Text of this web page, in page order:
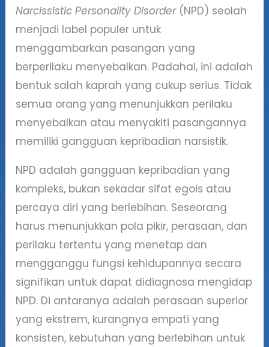
Narcissistic Personality Disorder(NPD) seolah
menjadi label populer untuk
menggambarkan pasangan yang
berperilaku menyebalkan. Padahal, ini adalah
bentuk salah kaprah yang cukup serius. Tidak
semua orang yang menunjukkan perilaku
menyebalkan atau menyakiti pasangannya
memiliki gangguan kepribadian narsistik.
NPD adalah gangguan kepribadian yang
kompleks, bukan sekadar sifat egois atau
percaya diri yang berlebihan. Seseorang
harus menunjukkan pola pikir, perasaan, dan
perilaku tertentu yang menetap dan
mengganggu fungsi kehidupannya secara
signifikan untuk dapat didiagnosa mengidap
NPD. Di antaranya adalah perasaan superior
yang ekstrem, kurangnya empati yang
konsisten, kebutuhan yang berlebihan untuk